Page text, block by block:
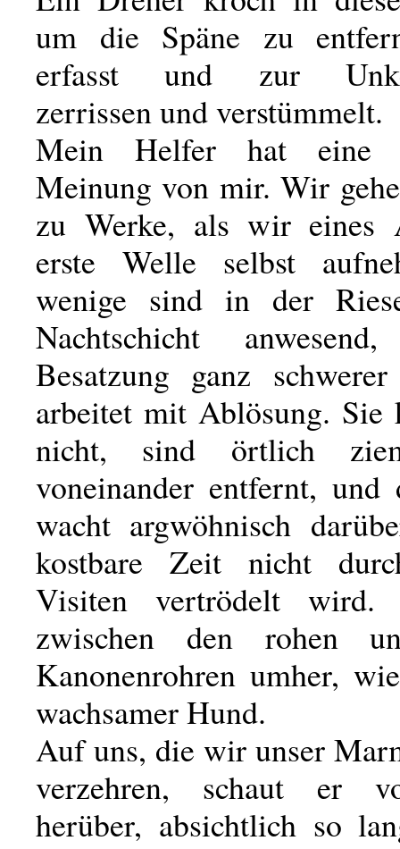
um die Späne zu
erfasst und zur
zerrissen und verstümmelt.
Mein Helfer hat eine
Meinung von mir. Wir
zu Werke, als wir eines
erste Welle selbst
wenige sind in der
Nachtschicht
Besatzung ganz
arbeitet mit Ablösung. Sie
nicht, sind örtlich
voneinander entfernt, und
wacht argwöhnisch
kostbare Zeit nicht
Visiten vertrödelt wird.
zwischen den rohen
Kanonenrohren umher,
wachsamer Hund.
Auf uns, die wir unser
verzehren, schaut er
herüber, absichtlich so